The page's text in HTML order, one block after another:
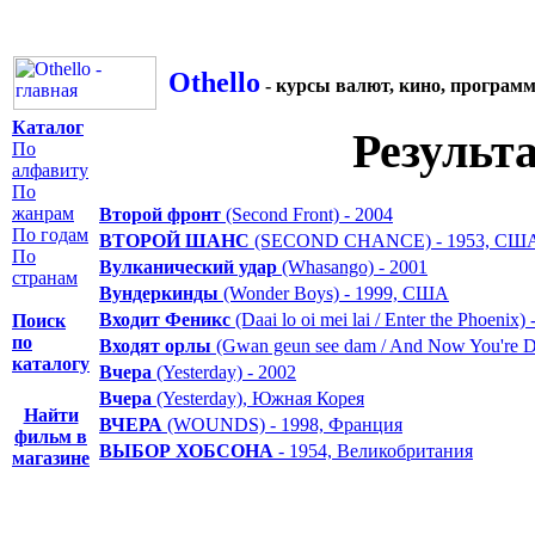
Othello - курсы валют, кино,
Каталог
По
алфавиту
По
жанрам
По годам
По
странам
Поиск
по
каталогу
Найти
фильм в
магазине
Второй фронт (Second Front) - 2004
ВТОРОЙ ШАНС (SECOND CHANCE) - 1953,
Вулканический удар (Whasango) - 2001
Вундеркинды (Wonder Boys) - 1999, США
Входит Феникс (Daai lo oi mei lai / Enter the Phoenix)
Входят орлы (Gwan geun see dam / And Now You're
Вчера (Yesterday) - 2002
Вчера (Yesterday), Южная Корея
ВЧЕРА (WOUNDS) - 1998, Франция
ВЫБОР ХОБСОНА - 1954, Великобритания